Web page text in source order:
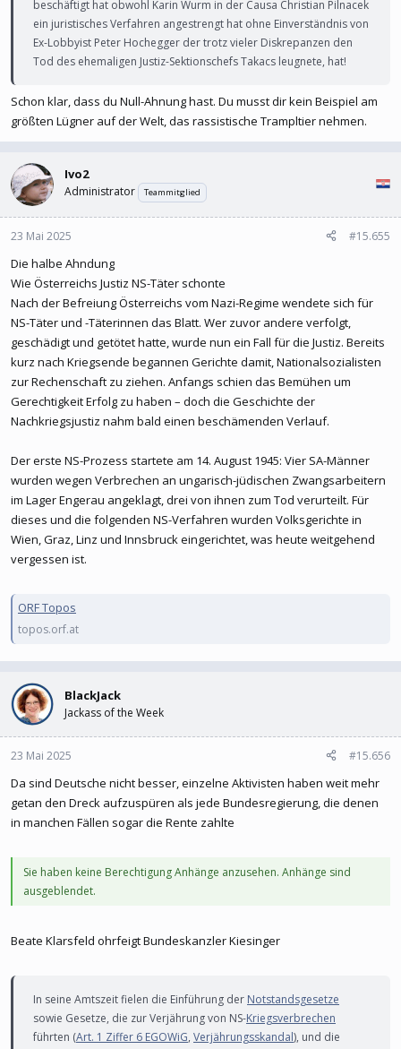
beschäftigt hat obwohl Karin Wurm in der Causa Christian Pilnacek
ein juristisches Verfahren angestrengt hat ohne Einverständnis von
Ex-Lobbyist Peter Hochegger der trotz vieler Diskrepanzen den
Tod des ehemaligen Justiz-Sektionschefs Takacs leugnete, hat!
Schon klar, dass du Null-Ahnung hast. Du musst dir kein Beispiel am
größten Lügner auf der Welt, das rassistische Trampltier nehmen.
Ivo2
Administrator Teammitglied
23 Mai 2025 #15.655
Die halbe Ahndung
Wie Österreichs Justiz NS-Täter schonte
Nach der Befreiung Österreichs vom Nazi-Regime wendete sich für
NS-Täter und -Täterinnen das Blatt. Wer zuvor andere verfolgt,
geschädigt und getötet hatte, wurde nun ein Fall für die Justiz. Bereits
kurz nach Kriegsende begannen Gerichte damit, Nationalsozialisten
zur Rechenschaft zu ziehen. Anfangs schien das Bemühen um
Gerechtigkeit Erfolg zu haben – doch die Geschichte der
Nachkriegsjustiz nahm bald einen beschämenden Verlauf.
Der erste NS-Prozess startete am 14. August 1945: Vier SA-Männer
wurden wegen Verbrechen an ungarisch-jüdischen Zwangsarbeitern
im Lager Engerau angeklagt, drei von ihnen zum Tod verurteilt. Für
dieses und die folgenden NS-Verfahren wurden Volksgerichte in
Wien, Graz, Linz und Innsbruck eingerichtet, was heute weitgehend
vergessen ist.
ORF Topos
topos.orf.at
BlackJack
Jackass of the Week
23 Mai 2025 #15.656
Da sind Deutsche nicht besser, einzelne Aktivisten haben weit mehr
getan den Dreck aufzuspüren als jede Bundesregierung, die denen
in manchen Fällen sogar die Rente zahlte
Sie haben keine Berechtigung Anhänge anzusehen. Anhänge sind
ausgeblendet.
Beate Klarsfeld ohrfeigt Bundeskanzler Kiesinger
In seine Amtszeit fielen die Einführung der Notstandsgesetze
sowie Gesetze, die zur Verjährung von NS-Kriegsverbrechen
führten (Art. 1 Ziffer 6 EGOWiG, Verjährungsskandal), und die